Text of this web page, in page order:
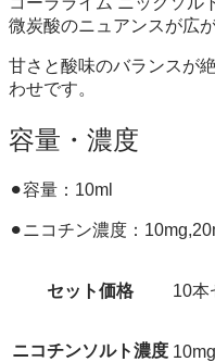
微炭酸のニュアンスが広
甘さと酸味のバランスが
わせです。
容量・濃度
⚫︎容量：10ml
⚫︎ニコチン濃度：
セット価格 10本
ニコチンソルト濃度